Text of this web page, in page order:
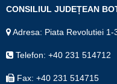
CONSILIUL JUDEȚEAN
Adresa: Piata Revolutiei
Telefon: +40 231 514712
Fax: +40 231 514715